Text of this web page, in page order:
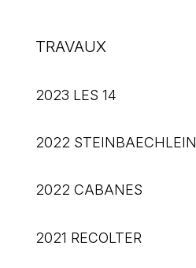
TRAVAUX
2023 LES 14
2022 STEINBAECHLEIN
2022 CABANES
2021 RECOLTER